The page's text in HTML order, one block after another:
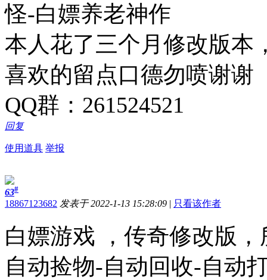
怪-白嫖养老神作
本人花了三个月修改版本
喜欢的留点口德勿喷谢谢
QQ群：261524521
回复
使用道具 举报
63#
18867123682 发表于 2022-1-13 15:28:09 | 只看该作者
白嫖游戏 ，传奇修改版
自动捡物-自动回收-自动